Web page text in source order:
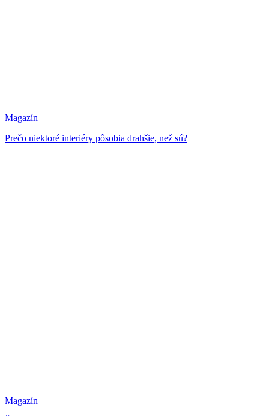
Magazín
Prečo niektoré interiéry pôsobia drahšie, než sú?
Magazín